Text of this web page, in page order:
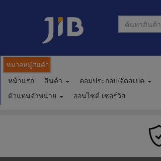
หมวดหมู่สินค้า
หน้าแรก สินค้า คอมประกอบ/จัดสเปค
ตัวแทนจำหน่าย
ออนไซต์ เซอร์วิส